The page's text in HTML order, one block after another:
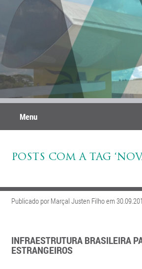
Menu
POSTS COM A TAG
Publicado por Marçal Justen Filho em
INFRAESTRUTURA BRASILEIRA
ESTRANGEIROS